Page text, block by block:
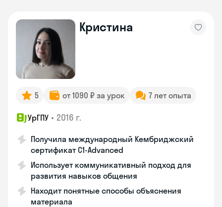
Кристина
5 от 1090 ₽ за урок 7 лет опыта
УрГПУ • 2016 г.
Получила международный Кембриджский
сертификат С1-Advanced
Использует коммуникативный подход для
развития навыков общения
Находит понятные способы объяснения
материала